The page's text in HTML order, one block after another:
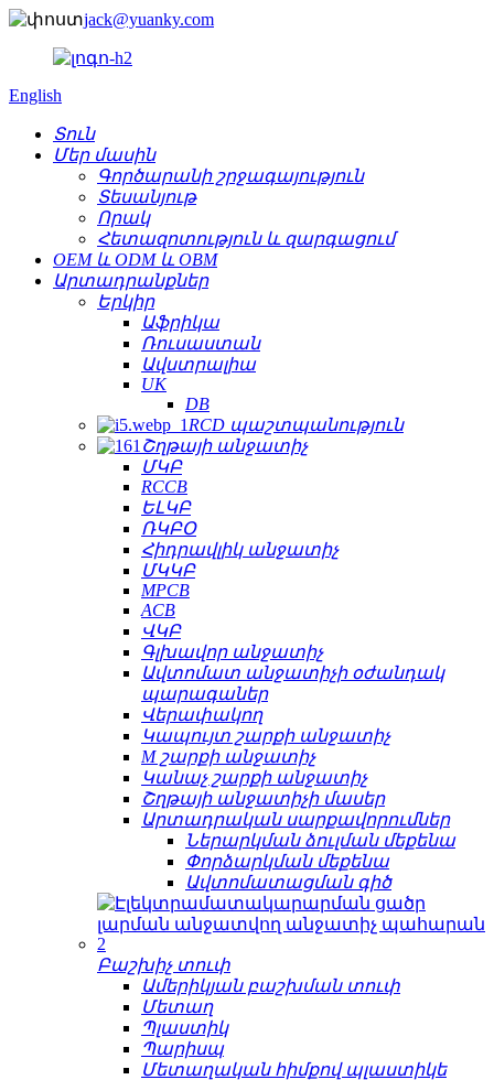
jack@yuanky.com
English
Տուն
Մեր մասին
Գործարանի շրջագայություն
Տեսանյութ
Որակ
Հետազոտություն և զարգացում
OEM և ODM և OBM
Արտադրանքներ
Երկիր
Աֆրիկա
Ռուսաստան
Ավստրալիա
UK
DB
RCD պաշտպանություն
Շղթայի անջատիչ
ՄԿԲ
RCCB
ԵԼԿԲ
ՌԿԲՕ
Հիդրավլիկ անջատիչ
ՄԿԿԲ
MPCB
ACB
ՎԿԲ
Գլխավոր անջատիչ
Ավտոմատ անջատիչի օժանդակ
պարագաներ
Վերափակող
Կապույտ շարքի անջատիչ
M շարքի անջատիչ
Կանաչ շարքի անջատիչ
Շղթայի անջատիչի մասեր
Արտադրական սարքավորումներ
Ներարկման ձուլման մեքենա
Փորձարկման մեքենա
Ավտոմատացման գիծ
Բաշխիչ տուփ
Ամերիկյան բաշխման տուփ
Մետաղ
Պլաստիկ
Պարիսպ
Մետաղական հիմքով պլաստիկե